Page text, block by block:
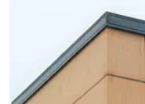
点として、当ホテルは快適